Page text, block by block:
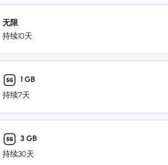
无限
持续10天
1 GB
持续7天
3 GB
持续30天